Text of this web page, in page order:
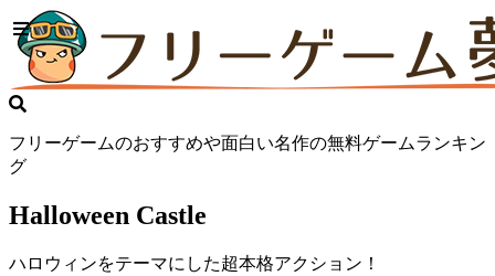
フリーゲームのおすすめや面白い名作の無料ゲームランキン
グ
Halloween Castle
ハロウィンをテーマにした超本格アクション！